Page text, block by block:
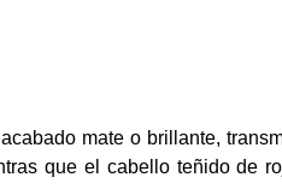
mate o brillante,
que el cabello teñido de